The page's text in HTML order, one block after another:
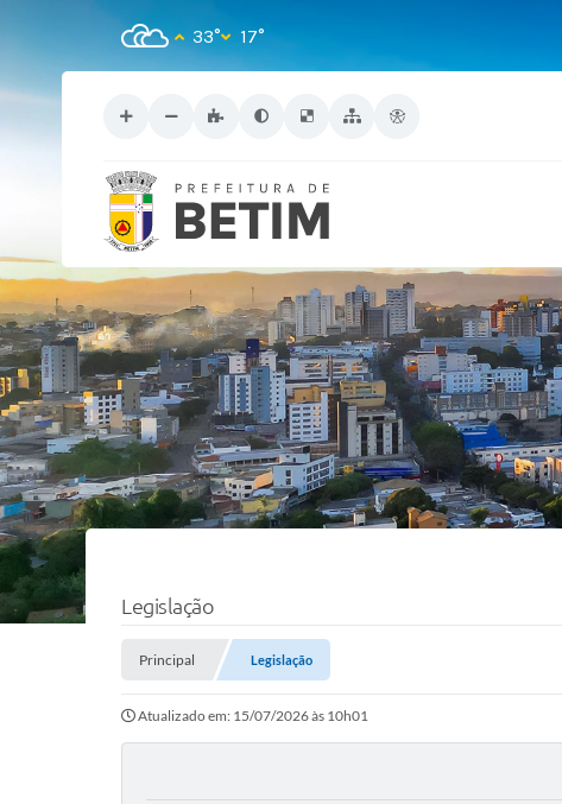
33° 17°
Legislação
Principal Legislação
Atualizado em: 15/07/2026 às 10h01